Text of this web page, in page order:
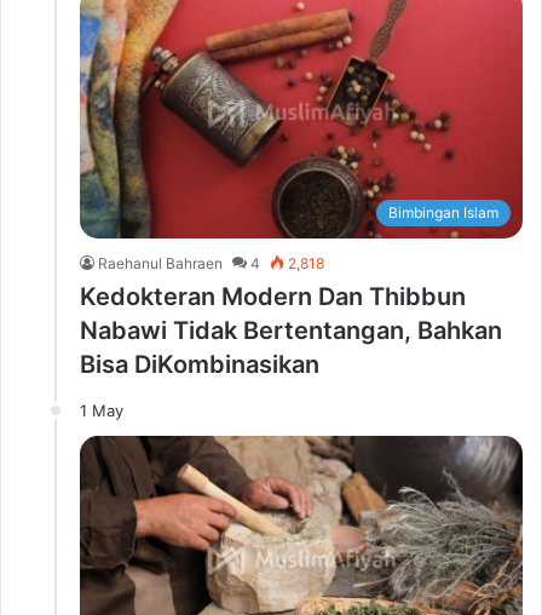
Bimbingan Islam
Raehanul Bahraen 4 2,818
Kedokteran Modern Dan Thibbun
Nabawi Tidak Bertentangan, Bahkan
Bisa DiKombinasikan
1 May